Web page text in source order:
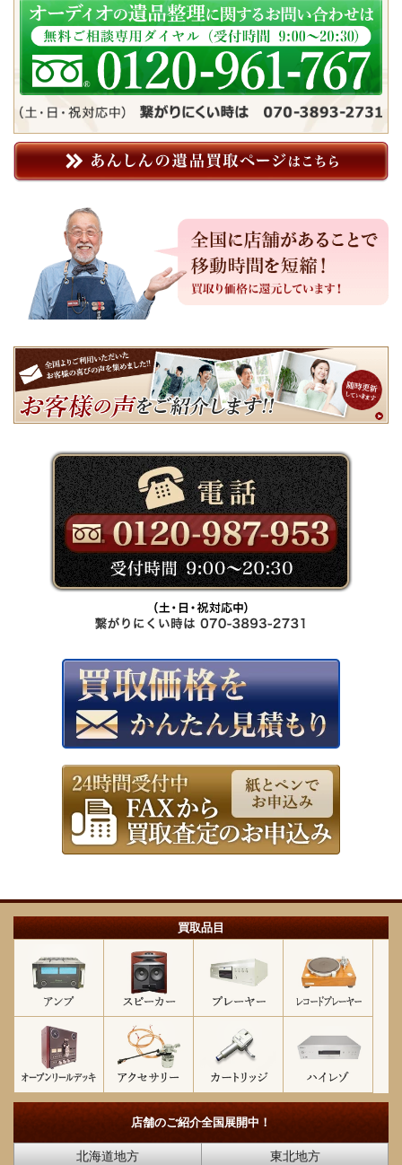
買取品目
店舗のご紹介全国展開中！
北海道地方
東北地方